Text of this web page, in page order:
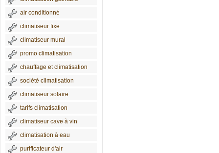
air conditionné
climatiseur fixe
climatiseur mural
promo climatisation
chauffage et climatisation
société climatisation
climatiseur solaire
tarifs climatisation
climatiseur cave à vin
climatisation à eau
purificateur d'air